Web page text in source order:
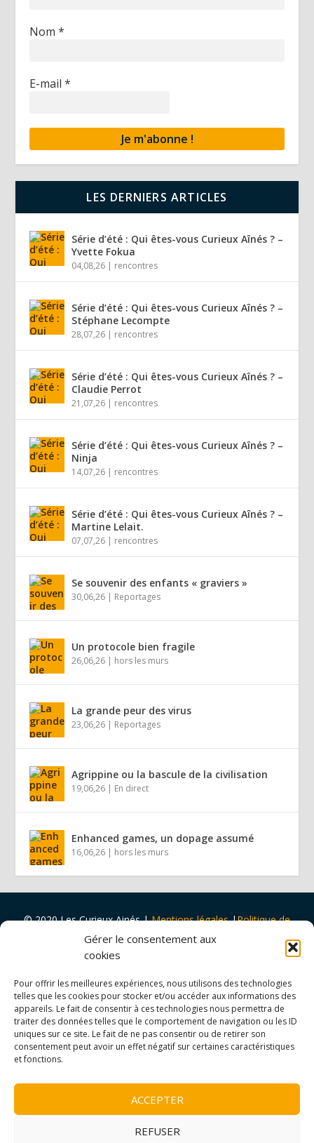
Gérer le consentement aux
cookies
Pour offrir les meilleures expériences, nous utilisons des technologies
telles que les cookies pour stocker et/ou accéder aux informations des
appareils. Le fait de consentir à ces technologies nous permettra de
traiter des données telles que le comportement de navigation ou les ID
uniques sur ce site. Le fait de ne pas consentir ou de retirer son
consentement peut avoir un effet négatif sur certaines caractéristiques
et fonctions.
ACCEPTER
REFUSER
Nom*
E-mail*
LES DERNIERS ARTICLES
Série d’été : Qui êtes-vous Curieux Aînés ? –
Yvette Fokua
04,08,26 | rencontres
Série d’été : Qui êtes-vous Curieux Aînés ? –
Stéphane Lecompte
28,07,26 | rencontres
Série d’été : Qui êtes-vous Curieux Aînés ? –
Claudie Perrot
21,07,26 | rencontres
Série d’été : Qui êtes-vous Curieux Aînés ? –
Ninja
14,07,26 | rencontres
Série d’été : Qui êtes-vous Curieux Aînés ? –
Martine Lelait.
07,07,26 | rencontres
Se souvenir des enfants « graviers »
30,06,26 | Reportages
Un protocole bien fragile
26,06,26 | hors les murs
La grande peur des virus
23,06,26 | Reportages
Agrippine ou la bascule de la civilisation
19,06,26 | En direct
Enhanced games, un dopage assumé
16,06,26 | hors les murs
© 2020 Les Curieux Ainés |Mentions légales |Politique de
cookies |Design parTapa Idée
Projet porté par Vers Volant
Ville de Rouen